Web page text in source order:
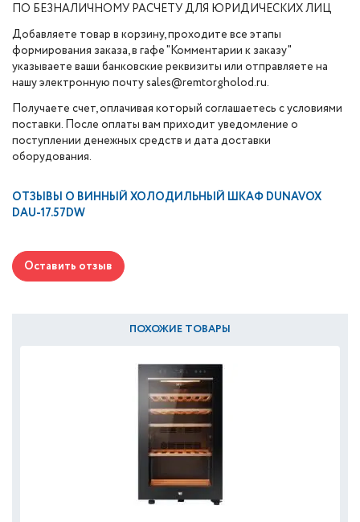
ПО БЕЗНАЛИЧНОМУ РАСЧЕТУ ДЛЯ ЮРИДИЧЕСКИХ ЛИЦ
Добавляете товар в корзину, проходите все этапы
формирования заказа, в гафе "Комментарии к заказу"
указываете ваши банковские реквизиты или отправляете на
нашу электронную почту sales@remtorgholod.ru.
Получаете счет, оплачивая который соглашаетесь с условиями
поставки. После оплаты вам приходит уведомление о
поступлении денежных средств и дата доставки
оборудования.
ОТЗЫВЫ О ВИННЫЙ ХОЛОДИЛЬНЫЙ ШКАФ DUNAVOX
DAU-17.57DW
Оставить отзыв
ПОХОЖИЕ ТОВАРЫ